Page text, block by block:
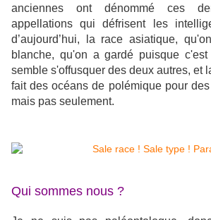
anciennes ont dénommé ces
appellations qui défrisent les
d’aujourd’hui, la race asiatique,
blanche, qu'on a gardé puisque
semble s'offusquer des deux autres, et
fait des océans de polémique pour
mais pas seulement.
Qui sommes nous ?